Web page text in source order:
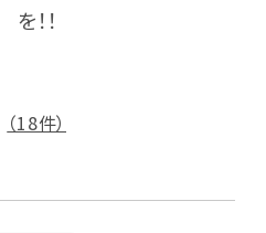
を！！
（18件）